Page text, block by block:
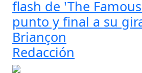
flash de 'The
punto y final a su
Briançon
Redacción